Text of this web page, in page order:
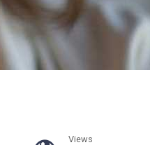
Views